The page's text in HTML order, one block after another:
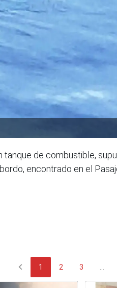
tanque de combustible,
encontrado en el
chevron_left 1 2 3 ...